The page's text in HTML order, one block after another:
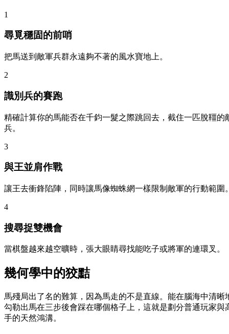
1
尋覓穩固的前哨
把馬送到敵軍兵群永遠夠不著的風水寶地上。
2
識別兵的賽跑
精確計算你的馬能否在千鈞一髮之際跳回去，截住一匹脫韁的
兵。
3
與王並肩作戰
讓王去衝鋒陷陣，同時讓馬像蜘蛛網一樣限制敵軍的行動範圍
4
搜尋捉雙機會
當棋盤越來越空曠時，張大眼睛尋找能吃子或將軍的連環叉。
幾何學中的狡黠
馬殘局出了名的難算，因為馬走的不是直線。能在腦海中清晰
勾勒出馬在三步後會踩在哪個格子上，這就是劃分普通玩家與
手的天然鴻溝。